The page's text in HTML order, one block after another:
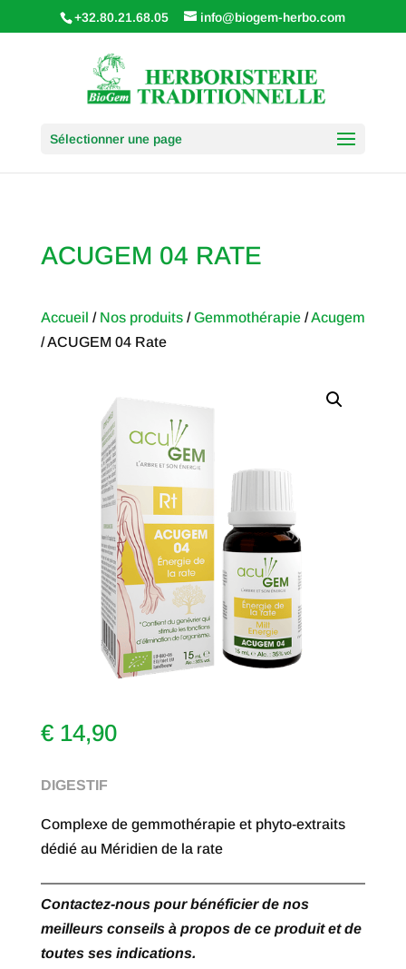
+32.80.21.68.05 info@biogem-herbo.com
Sélectionner une page
ACUGEM 04 RATE
Accueil / Nos produits/Gemmothérapie/Acugem
/ ACUGEM 04 Rate
€14,90
DIGESTIF
Complexe de gemmothérapie et phyto-extraits
dédié au Méridien de la rate
Contactez-nous pour bénéficier de nos
meilleurs conseils à propos de ce produit et de
toutes ses indications.